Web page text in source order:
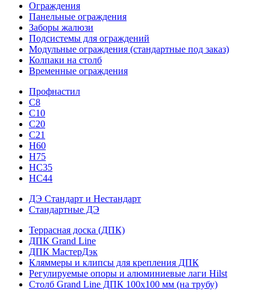
Ограждения
Панельные ограждения
Заборы жалюзи
Подсистемы для ограждений
Модульные ограждения (стандартные под заказ)
Колпаки на столб
Временные ограждения
Профнастил
С8
С10
С20
С21
H60
H75
HС35
НС44
ДЭ Стандарт и Нестандарт
Стандартные ДЭ
Террасная доска (ДПК)
ДПК Grand Line
ДПК МастерДэк
Кляммеры и клипсы для крепления ДПК
Регулируемые опоры и алюминиевые лаги Hilst
Столб Grand Line ДПК 100х100 мм (на трубу)